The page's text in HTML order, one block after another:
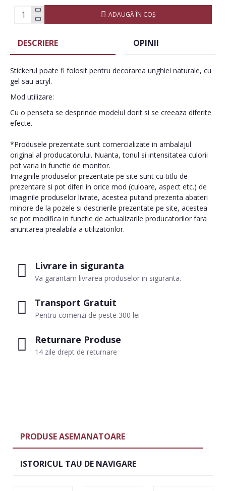
ADAUGĂ ÎN COŞ
Livrare in siguranta
Va garantam livrarea produselor in siguranta.
Transport Gratuit
Pentru comenzi de peste 300 lei
Returnare Produse
14 zile drept de returnare
DESCRIERE OPINII
Stickerul poate fi folosit pentru decorarea unghiei naturale, cu
gel sau acryl.
Mod utilizare:
Cu o penseta se desprinde modelul dorit si se creeaza diferite
efecte.
*Produsele prezentate sunt comercializate in ambalajul
original al producatorului. Nuanta, tonul si intensitatea culorii
pot varia in functie de monitor.
Imaginile produselor prezentate pe site sunt cu titlu de
prezentare si pot diferi in orice mod (culoare, aspect etc.) de
imaginile produselor livrate, acestea putand prezenta abateri
minore de la pozele si descrierile prezentate pe site, acestea
se pot modifica in functie de actualizarile producatorilor fara
anuntarea prealabila a utilizatorilor.
PRODUSE ASEMANATOARE
ISTORICUL TAU DE NAVIGARE